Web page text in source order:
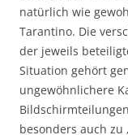
natürlich wie
Tarantino. Die
der jeweils
Situation gehört
ungewöhnlichere
besonders auch zu